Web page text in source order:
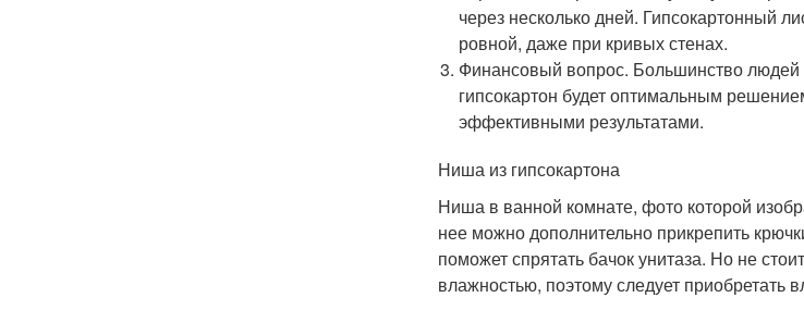
через несколько дней. Гипсокартонный
ровной, даже при кривых стенах.
Финансовый вопрос. Большинство людей
гипсокартон будет оптимальным
эффективными результатами.
Ниша из гипсокартона
Ниша в ванной комнате, фото которой
нее можно дополнительно прикрепить
поможет спрятать бачок унитаза. Но не
влажностью, поэтому следует приобретать